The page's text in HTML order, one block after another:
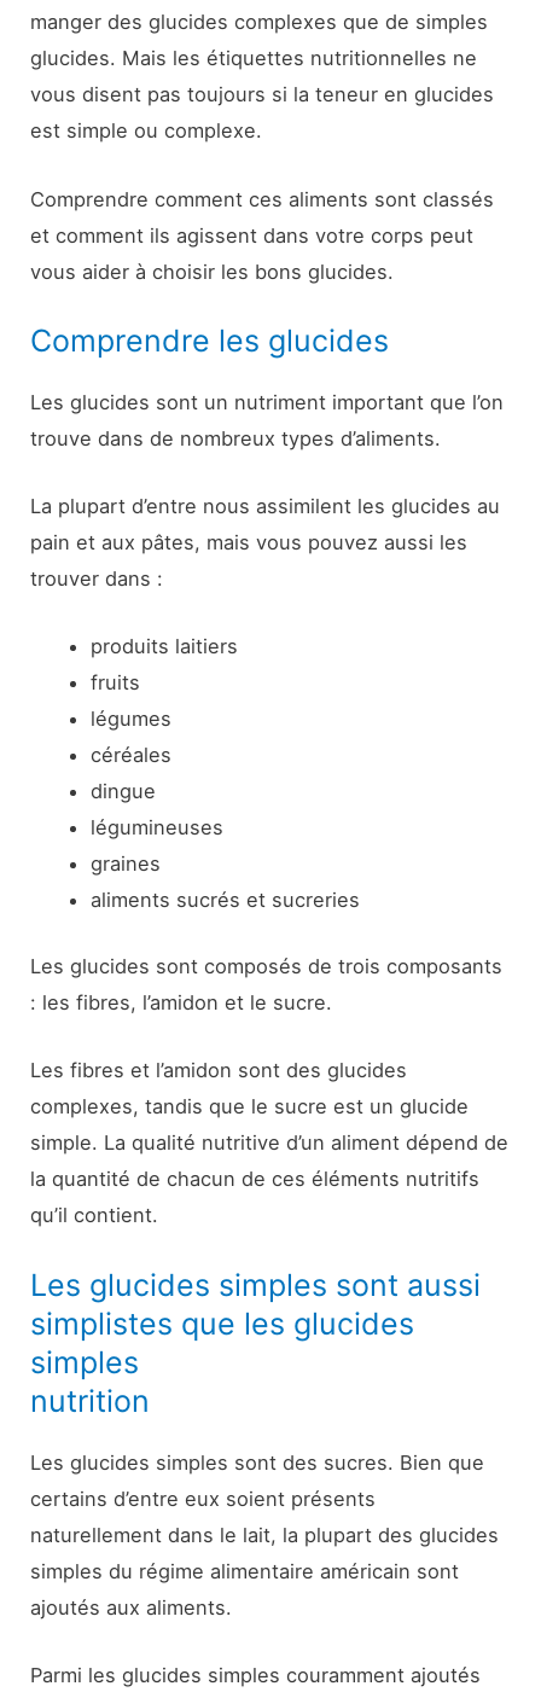
manger des glucides complexes que de simples
glucides. Mais les étiquettes nutritionnelles ne
vous disent pas toujours si la teneur en glucides
est simple ou complexe.
Comprendre comment ces aliments sont classés
et comment ils agissent dans votre corps peut
vous aider à choisir les bons glucides.
Comprendre les glucides
Les glucides sont un nutriment important que l’on
trouve dans de nombreux types d’aliments.
La plupart d’entre nous assimilent les glucides au
pain et aux pâtes, mais vous pouvez aussi les
trouver dans :
produits laitiers
fruits
légumes
céréales
dingue
légumineuses
graines
aliments sucrés et sucreries
Les glucides sont composés de trois composants
: les fibres, l’amidon et le sucre.
Les fibres et l’amidon sont des glucides
complexes, tandis que le sucre est un glucide
simple. La qualité nutritive d’un aliment dépend de
la quantité de chacun de ces éléments nutritifs
qu’il contient.
Les glucides simples sont aussi
simplistes que les glucides
simples
nutrition
Les glucides simples sont des sucres. Bien que
certains d’entre eux soient présents
naturellement dans le lait, la plupart des glucides
simples du régime alimentaire américain sont
ajoutés aux aliments.
Parmi les glucides simples couramment ajoutés